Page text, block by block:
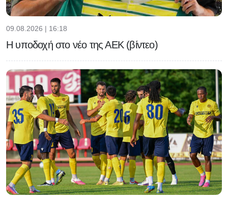
09.08.2026 | 16:18
Η υποδοχή στο νέο της ΑΕΚ (βίντεο)